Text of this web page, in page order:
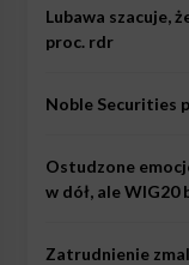
Lubawa szacuje,
proc. rdr
Noble Securities
Ostudzone
w dół, ale WIG20
Zatrudnienie